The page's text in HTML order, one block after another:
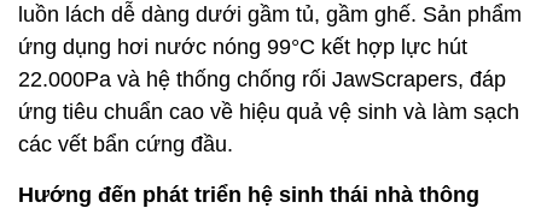
luồn lách dễ dàng dưới gầm tủ, gầm ghế. Sản phẩm
ứng dụng hơi nước nóng 99°C kết hợp lực hút
22.000Pa và hệ thống chống rối JawScrapers, đáp
ứng tiêu chuẩn cao về hiệu quả vệ sinh và làm sạch
các vết bẩn cứng đầu.
Hướng đến phát triển hệ sinh thái nhà thông